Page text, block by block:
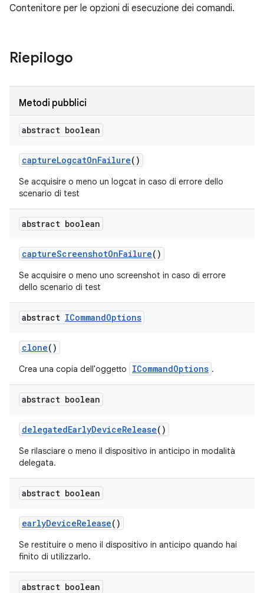
Contenitore per le opzioni di esecuzione dei comandi.
Riepilogo
Metodi pubblici
abstract boolean
captureLogcatOnFailure()
Se acquisire o meno un logcat in caso di errore dello
scenario di test
abstract boolean
captureScreenshotOnFailure()
Se acquisire o meno uno screenshot in caso di errore
dello scenario di test
abstract ICommandOptions
clone()
Crea una copia dell'oggetto ICommandOptions .
abstract boolean
delegatedEarlyDeviceRelease()
Se rilasciare o meno il dispositivo in anticipo in modalità
delegata.
abstract boolean
earlyDeviceRelease()
Se restituire o meno il dispositivo in anticipo quando hai
finito di utilizzarlo.
abstract boolean